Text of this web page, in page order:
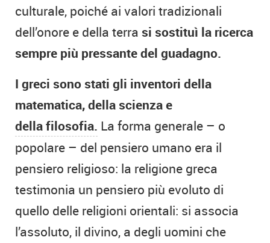
culturale, poiché ai valori tradizionali
dell’onore e della terra si sostituì la ricerca
sempre più pressante del guadagno.
I greci sono stati gli inventori della
matematica, della scienza e
della filosofia. La forma generale – o
popolare – del pensiero umano era il
pensiero religioso: la religione greca
testimonia un pensiero più evoluto di
quello delle religioni orientali: si associa
l’assoluto, il divino, a degli uomini che